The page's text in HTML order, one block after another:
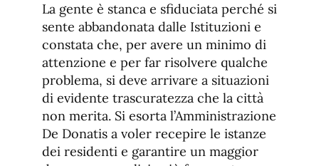
La gente è stanca e sfiduciata perché si
sente abbandonata dalle Istituzioni e
constata che, per avere un minimo di
attenzione e per far risolvere qualche
problema, si deve arrivare a situazioni
di evidente trascuratezza che la città
non merita. Si esorta l’Amministrazione
De Donatis a voler recepire le istanze
dei residenti e garantire un maggior